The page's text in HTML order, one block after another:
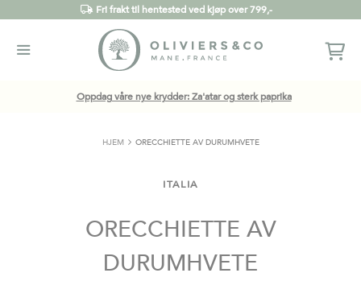
Fri frakt til hentested ved kjøp over 799,-
Oppdag våre nye krydder: Za'atar og sterk paprika
HJEM ORECCHIETTE AV DURUMHVETE
ITALIA
ORECCHIETTE AV
DURUMHVETE